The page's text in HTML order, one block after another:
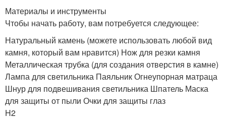
Материалы и инструменты
Чтобы начать работу, вам потребуется следующее:
Натуральный камень (можете использовать любой вид
камня, который вам нравится) Нож для резки камня
Металлическая трубка (для создания отверстия в камне)
Лампа для светильника Паяльник Огнеупорная матраца
Шнур для подвешивания светильника Шпатель Маска
для защиты от пыли Очки для защиты глаз
H2